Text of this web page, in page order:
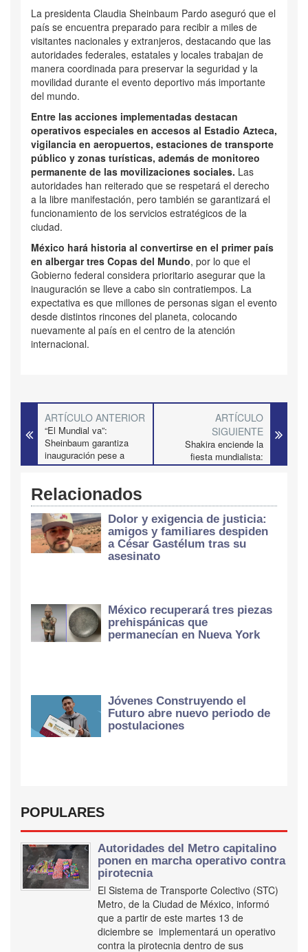
La presidenta Claudia Sheinbaum Pardo aseguró que el
país se encuentra preparado para recibir a miles de
visitantes nacionales y extranjeros, destacando que las
autoridades federales, estatales y locales trabajan de
manera coordinada para preservar la seguridad y la
movilidad durante el evento deportivo más importante
del mundo.
Entre las acciones implementadas destacan
operativos especiales en accesos al Estadio Azteca,
vigilancia en aeropuertos, estaciones de transporte
público y zonas turísticas, además de monitoreo
permanente de las movilizaciones sociales. Las
autoridades han reiterado que se respetará el derecho
a la libre manifestación, pero también se garantizará el
funcionamiento de los servicios estratégicos de la
ciudad.
México hará historia al convertirse en el primer país
en albergar tres Copas del Mundo, por lo que el
Gobierno federal considera prioritario asegurar que la
inauguración se lleve a cabo sin contratiempos. La
expectativa es que millones de personas sigan el evento
desde distintos rincones del planeta, colocando
nuevamente al país en el centro de la atención
internacional.
ARTÍCULO ANTERIOR
“El Mundial va”:
Sheinbaum garantiza
inauguración pese a
manifestaciones y
ARTÍCULO
SIGUIENTE
Shakira enciende la
fiesta mundialista:
millones siguen la
Azteca
Relacionados
Dolor y exigencia de justicia:
amigos y familiares despiden
a César Gastélum tras su
asesinato
México recuperará tres piezas
prehispánicas que
permanecían en Nueva York
Jóvenes Construyendo el
Futuro abre nuevo periodo de
postulaciones
POPULARES
Autoridades del Metro capitalino
ponen en marcha operativo contra
pirotecnia
El Sistema de Transporte Colectivo (STC)
Metro, de la Ciudad de México, informó
que a partir de este martes 13 de
diciembre se implementará un operativo
contra la pirotecnia dentro de sus